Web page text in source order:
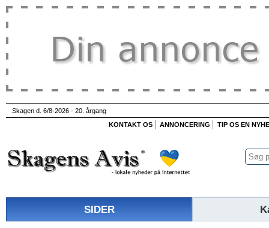
Skagen d. 6/8-2026 - 20. årgang
KONTAKT OS
ANNONCERING TIP OS EN
SIDER